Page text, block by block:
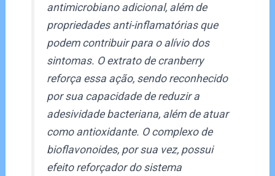
antimicrobiano adicional, além de
propriedades anti-inflamatórias que
podem contribuir para o alívio dos
sintomas. O extrato de cranberry
reforça essa ação, sendo reconhecido
por sua capacidade de reduzir a
adesividade bacteriana, além de atuar
como antioxidante. O complexo de
bioflavonoides, por sua vez, possui
efeito reforçador do sistema